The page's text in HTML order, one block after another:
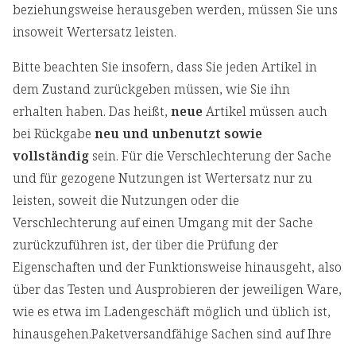
beziehungsweise herausgeben werden, müssen Sie uns
insoweit Wertersatz leisten.
Bitte beachten Sie insofern, dass Sie jeden Artikel in
dem Zustand zurückgeben müssen, wie Sie ihn
erhalten haben. Das heißt, neueArtikel müssen auch
bei Rückgabe neu und unbenutzt sowie
vollständig sein. Für die Verschlechterung der Sache
und für gezogene Nutzungen ist Wertersatz nur zu
leisten, soweit die Nutzungen oder die
Verschlechterung auf einen Umgang mit der Sache
zurückzuführen ist, der über die Prüfung der
Eigenschaften und der Funktionsweise hinausgeht, also
über das Testen und Ausprobieren der jeweiligen Ware,
wie es etwa im Ladengeschäft möglich und üblich ist,
hinausgehen.Paketversandfähige Sachen sind auf Ihre